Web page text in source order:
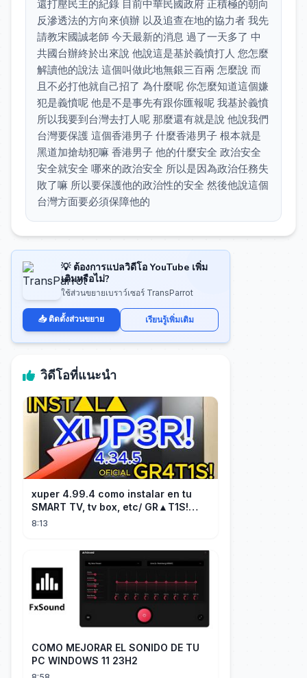
還打壓民主的紀錄 目前中華民國政府 正積極的朝向
反滲透法的方向來偵辦 以及追查在地的協力者 我先
請教宋國誠老師 今天最新的消息 過了一天多了 中
共國台辦終於出來說 他說這是基於義憤打人 您怎麼
解讀他的說法 這個叫做此地無銀三百兩 怎麼說 而
且不必打他就自己招了 為什麼呢 你怎麼知道這個嫌
犯是義憤呢 他是不是事先有跟你匯報呢 我基於義憤
所以我要到台灣去打人呢 那麼還有就是說 他說我們
台灣要保護 這個香港男子 什麼香港男子 根本就是
黑道加搶劫犯嘛 香港男子 他的什麼安全 政治安全
安全就安全 哪來的政治安全 所以是因為政治任務失
敗了嘛 所以要保護他的政治性的安全 然後他說這個
台灣方面要必須保障他的
💡 ต้องการแปลวิดีโอ YouTube เพิ่ม
เติมหรือไม่?
ใช้ส่วนขยายเบราว์เซอร์ TransParrot
📥 ติดตั้งส่วนขยาย เรียนรู้เพิ่มเติม
วิดีโอที่แนะนำ
xuper 4.99.4 como instalar en tu
SMART TV, tv box, etc/ GR▲T1S!
facil y rápido/ 2026
8:13
COMO MEJORAR EL SONIDO DE TU
PC WINDOWS 11 23H2